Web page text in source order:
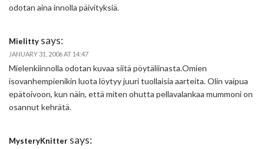
odotan aina innolla päivityksiä.
Mielitty says:
JANUARY 31, 2006 AT 14:47
Mielenkiinnolla odotan kuvaa siitä pöytäliinasta.Omien
isovanhempienikin luota löytyy juuri tuollaisia aarteita. Olin vaipua
epätoivoon, kun näin, että miten ohutta pellavalankaa mummoni on
osannut kehrätä.
MysteryKnitter says: